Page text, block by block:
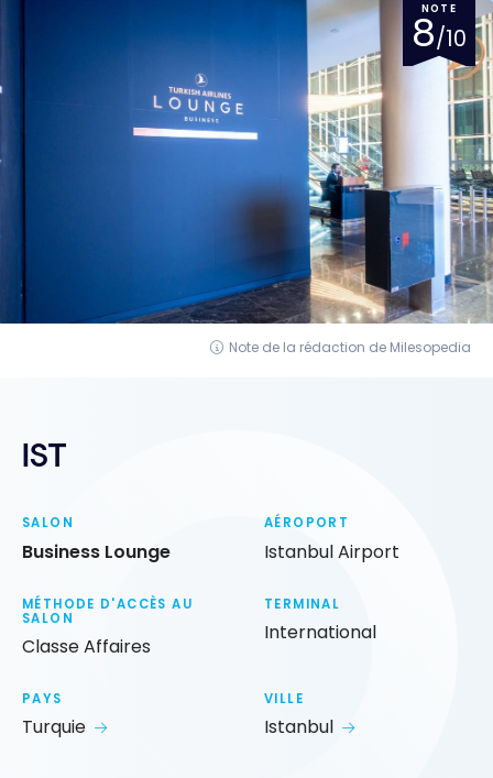
NOTE
8/10
Note de la rédaction de Milesopedia
IST
SALON
Business Lounge
AÉROPORT
Istanbul Airport
MÉTHODE D'ACCÈS AU
SALON
Classe Affaires
TERMINAL
International
PAYS
Turquie
VILLE
Istanbul